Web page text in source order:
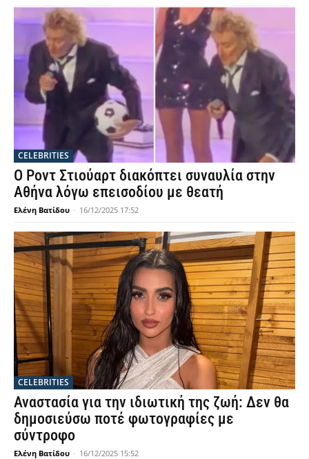
CELEBRITIES
Ο Ροντ Στιούαρτ διακόπτει συναυλία στην
Αθήνα λόγω επεισοδίου με θεατή
Ελένη Βατίδου - 16/12/2025 17:52
CELEBRITIES
Αναστασία για την ιδιωτική της ζωή: Δεν θα
δημοσιεύσω ποτέ φωτογραφίες με
σύντροφο
Ελένη Βατίδου - 16/12/2025 15:52